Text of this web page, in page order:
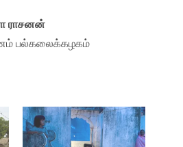
ராசனன்
பல்கலைக்கழகம்